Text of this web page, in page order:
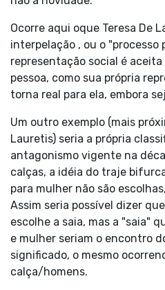
Ocorre aqui oque Teresa De
interpelação , ou o "processo
representação social é
pessoa, como sua própria
torna real para ela, embora
Um outro exemplo (mais
Lauretis) seria a própria
antagonismo vigente na
calças, a idéia do traje
para mulher não são
Assim seria possível dizer
escolhe a saia, mas a "saia"
e mulher seriam o encontro
significado, o mesmo
calça/homens.